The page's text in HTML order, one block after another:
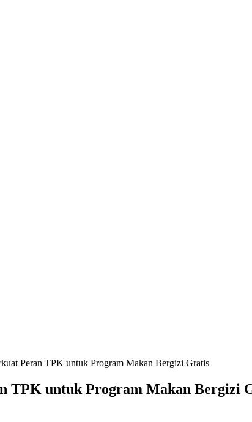
Peran TPK untuk Program Makan Bergizi Gratis
TPK untuk Program Makan Bergizi